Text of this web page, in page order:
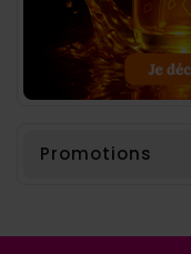
Promotions